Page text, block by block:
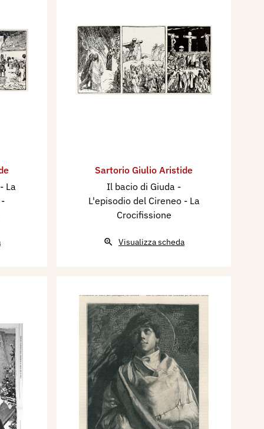
La
Sartorio Giulio Aristide
Il bacio di Giuda -
L'episodio del Cireneo - La
Crocifissione
Visualizza scheda